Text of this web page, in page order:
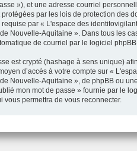
»), et une adresse courriel
par les lois de protection des
par « L'espace des
Nouvelle-Aquitaine ». Dans tous les
de courriel par le logiciel
est crypté (hashage à sens unique)
d’accès à votre compte sur «
Nouvelle-Aquitaine », de phpBB ou
mon mot de passe » fournie par le
vous permettra de vous reconnecter.